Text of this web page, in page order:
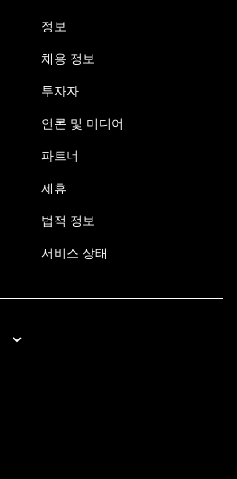
정보
채용 정보
투자자
언론 및 미디어
파트너
제휴
법적 정보
서비스 상태